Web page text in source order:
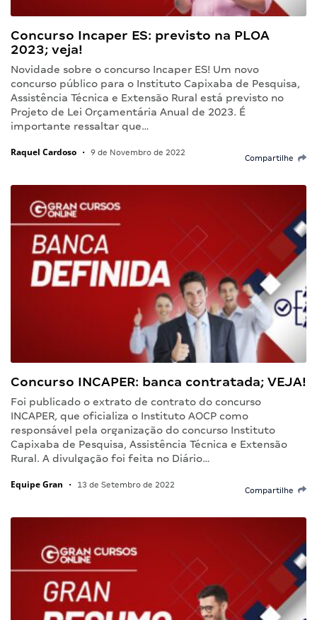
Concurso Incaper ES: previsto na PLOA
2023; veja!
Novidade sobre o concurso Incaper ES! Um novo
concurso público para o Instituto Capixaba de Pesquisa,
Assistência Técnica e Extensão Rural está previsto no
Projeto de Lei Orçamentária Anual de 2023. É
importante ressaltar que…
Raquel Cardoso • 9 de Novembro de 2022
Compartilhe
Concurso INCAPER: banca contratada; VEJA!
Foi publicado o extrato de contrato do concurso
INCAPER, que oficializa o Instituto AOCP como
responsável pela organização do concurso Instituto
Capixaba de Pesquisa, Assistência Técnica e Extensão
Rural. A divulgação foi feita no Diário…
Equipe Gran • 13 de Setembro de 2022
Compartilhe